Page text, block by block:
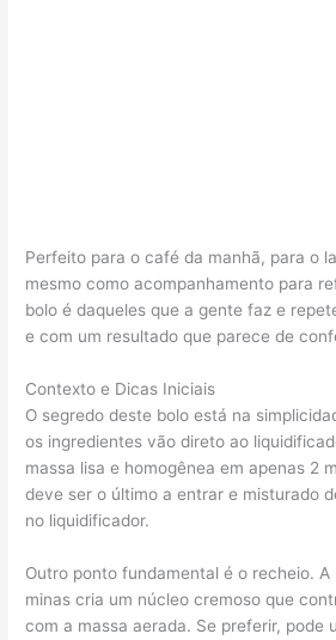
Perfeito para o café da manhã, para o
mesmo como acompanhamento para
bolo é daqueles que a gente faz e
e com um resultado que parece de
Contexto e Dicas Iniciais
O segredo deste bolo está na
os ingredientes vão direto ao
massa lisa e homogênea em apenas 2
deve ser o último a entrar e misturado
no liquidificador.
Outro ponto fundamental é o recheio. A
minas cria um núcleo cremoso que
com a massa aerada. Se preferir, pode